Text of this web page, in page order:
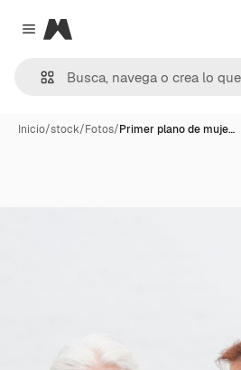
Close menu
Magnific
Inicio/stock/Fotos/Primer plano de muje…